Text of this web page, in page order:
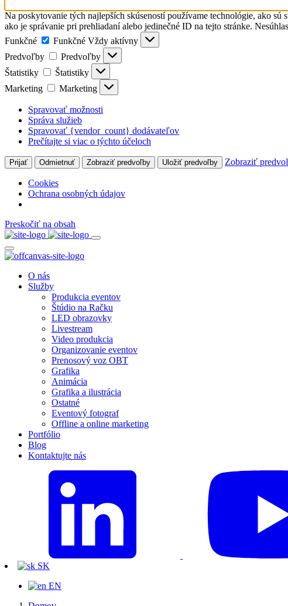
Na poskytovanie tých najlepších skúseností používame technológie, ako
ako je správanie pri prehliadaní alebo jedinečné ID na tejto stránke.
Funkčné
Funkčné Vždy aktívny
Predvoľby
Predvoľby
Štatistiky
Štatistiky
Marketing
Marketing
Spravovať možnosti
Správa služieb
Spravovať {vendor_count} dodávateľov
Prečítajte si viac o týchto účeloch
Prijať Odmietnuť Zobraziť predvoľby Uložiť predvoľby Zobraziť
Cookies
Ochrana osobných údajov
Preskočiť na obsah
O nás
Služby
Produkcia eventov
Štúdio na Račku
LED obrazovky
Livestream
Video produkcia
Organizovanie eventov
Prenosový voz OBT
Grafika
Animácia
Grafika a ilustrácia
Ostatné
Eventový fotograf
Offline a online marketing
Portfólio
Blog
Kontaktujte nás
SK
EN